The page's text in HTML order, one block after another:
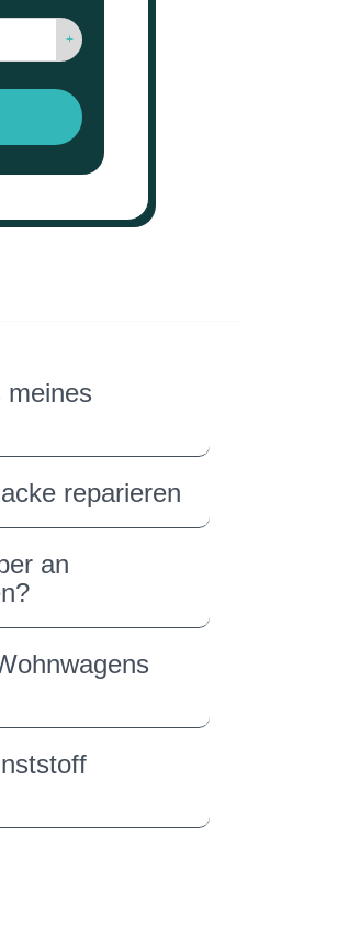
+
meines
reparieren
an